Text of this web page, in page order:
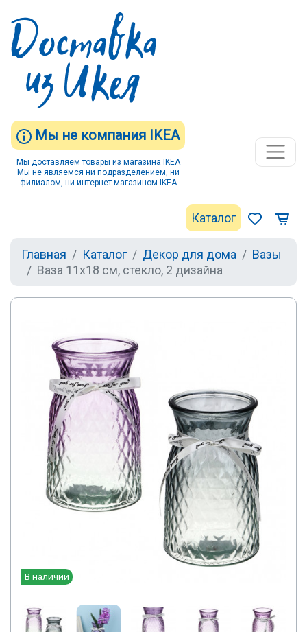
Мы не компания IKEA
Мы доставляем товары из магазина IKEA
Мы не являемся ни подразделением, ни
филиалом, ни интернет магазином IKEA
Каталог
Главная Каталог Декор для дома
Вазы
Ваза 11x18 см, стекло, 2 дизайна
В наличии